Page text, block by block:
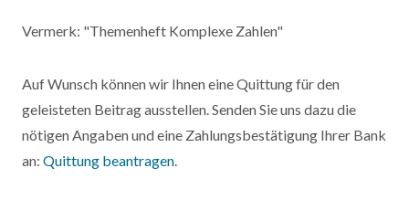
Vermerk: "Themenheft Komplexe Zahlen"
Auf Wunsch können wir Ihnen eine Quittung für den
geleisteten Beitrag ausstellen. Senden Sie uns dazu die
nötigen Angaben und eine Zahlungsbestätigung Ihrer Bank
an: Quittung beantragen.